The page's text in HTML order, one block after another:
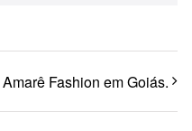
Fashion em Goiás.